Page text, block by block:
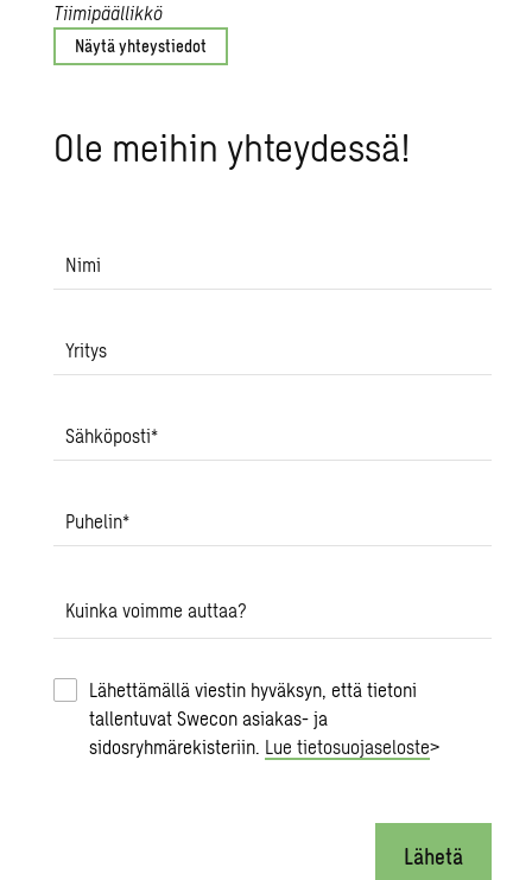
Tiimipäällikkö
Näytä yhteystiedot
Ole mei­hin yh­tey­des­sä!
Nimi
Yritys
Sähköposti*
Puhelin*
Kuinka voimme auttaa?
Lähettämällä viestin hyväksyn, että tietoni
tallentuvat Swecon asiakas- ja
sidosryhmärekisteriin. Lue tietosuojaseloste>
Lähetä